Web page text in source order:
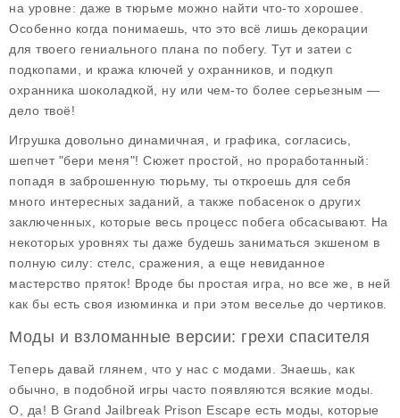
на уровне: даже в тюрьме можно найти что-то хорошее.
Особенно когда понимаешь, что это всё лишь декорации
для твоего гениального плана по побегу. Тут и затеи с
подкопами, и кража ключей у охранников, и подкуп
охранника шоколадкой, ну или чем-то более серьезным —
дело твоё!
Игрушка довольно динамичная, и графика, согласись,
шепчет "бери меня"! Сюжет простой, но проработанный:
попадя в заброшенную тюрьму, ты откроешь для себя
много интересных заданий, а также побасенок о других
заключенных, которые весь процесс побега обсасывают. На
некоторых уровнях ты даже будешь заниматься экшеном в
полную силу: стелс, сражения, а еще невиданное
мастерство пряток! Вроде бы простая игра, но все же, в ней
как бы есть своя изюминка и при этом веселье до чертиков.
Моды и взломанные версии: грехи спасителя
Теперь давай глянем, что у нас с модами. Знаешь, как
обычно, в подобной игры часто появляются всякие моды.
О, да! В Grand Jailbreak Prison Escape есть моды, которые